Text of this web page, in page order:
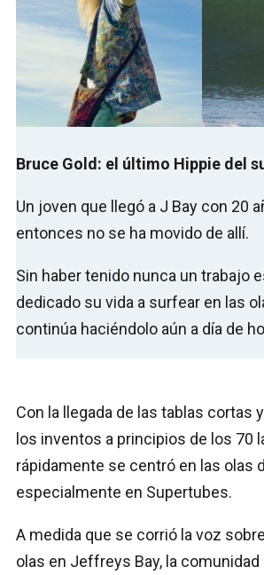
Bruce Gold: el último Hippie del
Un joven que llegó a J Bay con 20
entonces no se ha movido de allí.
Sin haber tenido nunca un trabajo
dedicado su vida a surfear en las
continúa haciéndolo aún a día de
Con la llegada de las tablas cortas
los inventos a principios de los 70
rápidamente se centró en las olas
especialmente en Supertubes.
A medida que se corrió la voz
olas en Jeffreys Bay, la